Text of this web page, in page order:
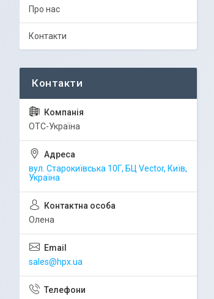
Про нас
Контакти
ОТС-Україна
вул. Старокиївська 10Г, БЦ Vector, Київ,
Україна
Олена
sales@hpx.ua